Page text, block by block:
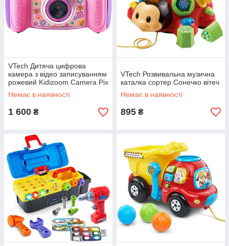
VTech Дитяча цифрова
камера з відео записуванням
рожевий Kidizoom Camera Pix
Немає в наявності
1 600 ₴
VTech Розвивальна музична
каталка сортер Сонечко вітеч
Немає в наявності
895 ₴